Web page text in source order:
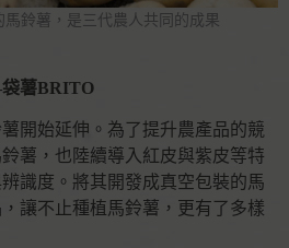
馬鈴薯，是三代農人共同的成果
薯BRITO
開始延伸。為了提升農產品的競
薯，也陸續導入紅皮與紫皮等特
識度。將其開發成真空包裝的馬
讓不止種植馬鈴薯，更有了多樣